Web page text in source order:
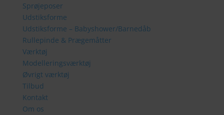
Sprøjeposer
Udstiksforme
Udstiksforme – Babyshower/Barnedåb
Rullepinde & Prægemåtter
Værktøj
Modelleringsværktøj
Øvrigt værktøj
Tilbud
Kontakt
Om os